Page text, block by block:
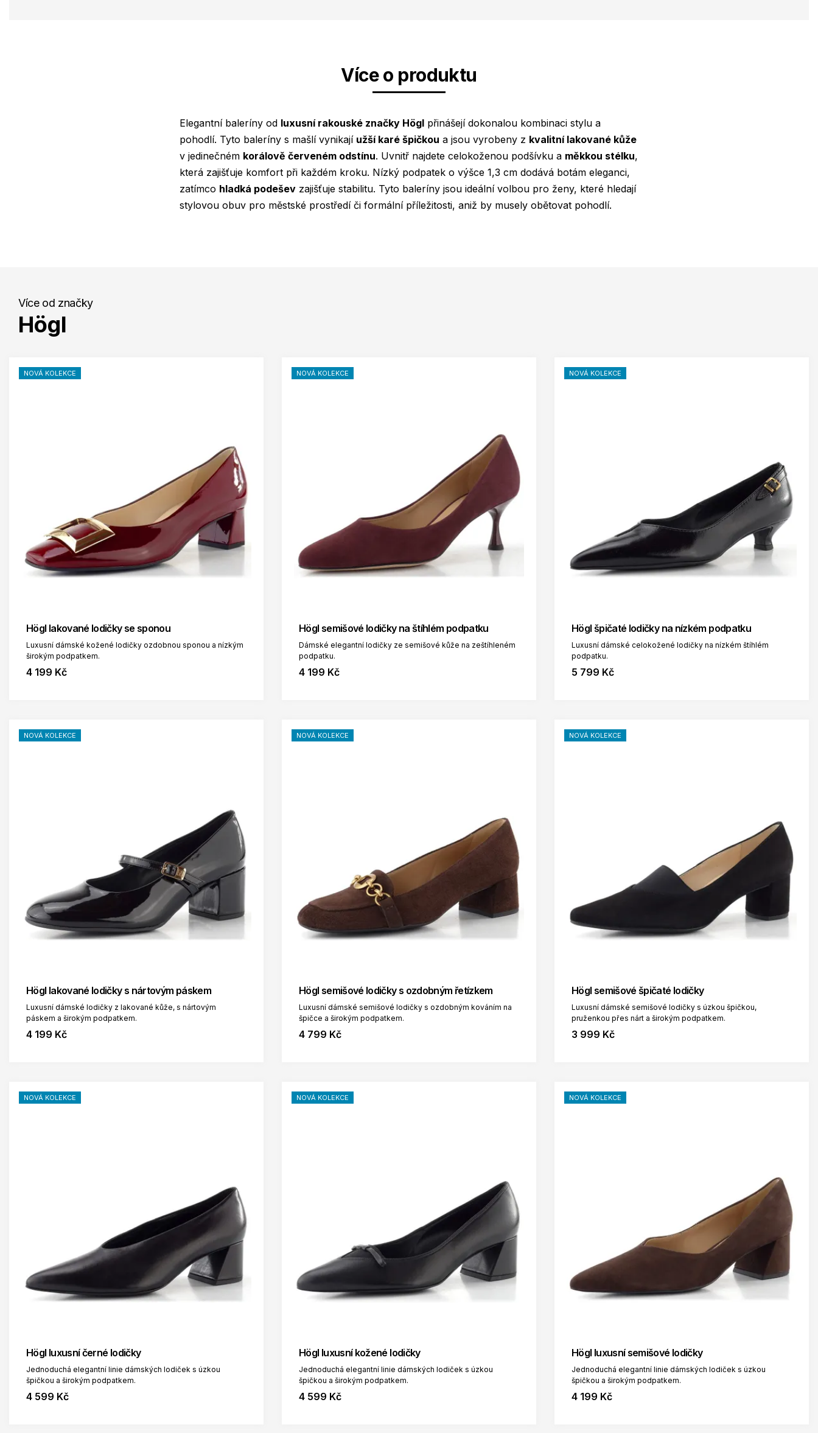
Více o produktu
Elegantní baleríny od luxusní rakouské značky Högl přinášejí dokonalou kombinaci stylu a
pohodlí. Tyto baleríny s mašlí vynikají užší karé špičkou a jsou vyrobeny z kvalitní lakované kůže
v jedinečném korálově červeném odstínu. Uvnitř najdete celokoženou podšívku a měkkou stélku,
která zajišťuje komfort při každém kroku. Nízký podpatek o výšce 1,3 cm dodává botám eleganci,
zatímco hladká podešev zajišťuje stabilitu. Tyto baleríny jsou ideální volbou pro ženy, které hledají
stylovou obuv pro městské prostředí či formální příležitosti, aniž by musely obětovat pohodlí.
Více od značky
Högl
NOVÁ KOLEKCE
Högl lakované lodičky se sponou
Luxusní dámské kožené lodičky ozdobnou sponou a nízkým
širokým podpatkem.
4 199 Kč
NOVÁ KOLEKCE
Högl semišové lodičky na štíhlém podpatku
Dámské elegantní lodičky ze semišové kůže na zeštíhleném
podpatku.
4 199 Kč
NOVÁ KOLEKCE
Högl špičaté lodičky na nízkém podpatku
Luxusní dámské celokožené lodičky na nízkém štíhlém
podpatku.
5 799 Kč
NOVÁ KOLEKCE
Högl lakované lodičky s nártovým páskem
Luxusní dámské lodičky z lakované kůže, s nártovým
páskem a širokým podpatkem.
4 199 Kč
NOVÁ KOLEKCE
Högl semišové lodičky s ozdobným řetízkem
Luxusní dámské semišové lodičky s ozdobným kováním na
špičce a širokým podpatkem.
4 799 Kč
NOVÁ KOLEKCE
Högl semišové špičaté lodičky
Luxusní dámské semišové lodičky s úzkou špičkou,
pruženkou přes nárt a širokým podpatkem.
3 999 Kč
NOVÁ KOLEKCE
Högl luxusní černé lodičky
Jednoduchá elegantní linie dámských lodiček s úzkou
špičkou a širokým podpatkem.
4 599 Kč
NOVÁ KOLEKCE
Högl luxusní kožené lodičky
Jednoduchá elegantní linie dámských lodiček s úzkou
špičkou a širokým podpatkem.
4 599 Kč
NOVÁ KOLEKCE
Högl luxusní semišové lodičky
Jednoduchá elegantní linie dámských lodiček s úzkou
špičkou a širokým podpatkem.
4 199 Kč